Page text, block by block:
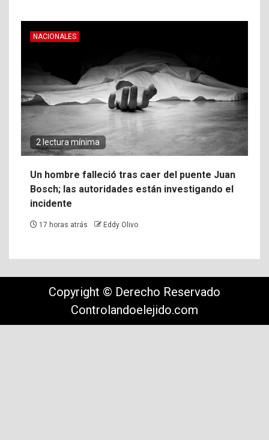
NACIONALES
2 lectura mínima
Un hombre falleció tras caer del puente Juan
Bosch; las autoridades están investigando el
incidente
17 horas atrás Eddy Olivo
Copyright © Derecho Reservado
Controlandoelejido.com